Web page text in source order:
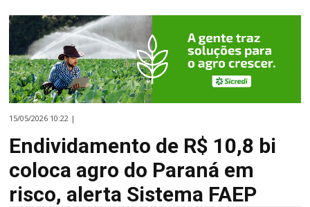
15/05/2026 10:22 |
Endividamento de R$ 10,8 bi
coloca agro do Paraná em
risco, alerta Sistema FAEP